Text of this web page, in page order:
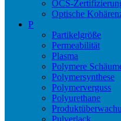
OCS-
Optische
P
Partikelgröße
Permeabilität
Plasma
Polymere
Polymersynthese
Polymerverguss
Polyurethane
Pulverlack